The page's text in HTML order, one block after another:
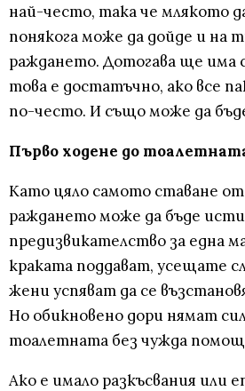
най-често, така че млякото
понякога може да дойде и на
раждането. Дотогава ще има
това е достатъчно, ако все
по-често. И също може да
Първо ходене до
Като цяло самото ставане от
раждането може да бъде
предизвикателство за една
краката поддават, усещате
жени успяват да се
Но обикновено дори нямат
тоалетната без чужда
Ако е имало разкъсвания или